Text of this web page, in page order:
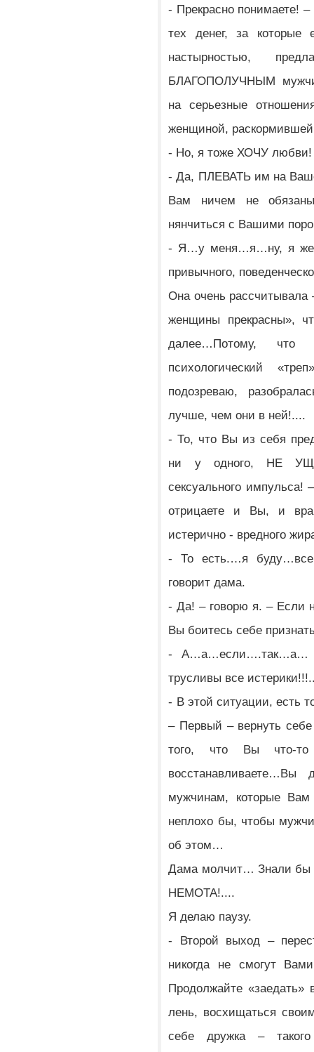
- Прекрасно понимаете!
тех денег, за
настырностью,
БЛАГОПОЛУЧНЫМ
на серьезные
женщиной,
- Но, я тоже ХОЧУ любви!
- Да, ПЛЕВАТЬ им на
Вам ничем не
нянчиться с Вашими
- Я…у меня…я…ну, я
привычного,
Она очень рассчитывала
женщины прекрасны»,
далее…Потому,
психологический
подозреваю,
лучше, чем они в ней!....
- То, что Вы из себя
ни у одного, НЕ
сексуального
отрицаете и Вы, и
истерично - вредного
- То есть.…я
говорит дама.
- Да! – говорю я. – Если
Вы боитесь себе
- А…а…если….так…а…
трусливы все
- В этой ситуации, есть
– Первый – вернуть
того, что Вы что-то
мужчинам, которые
неплохо бы, чтобы
об этом…
Дама молчит… Знали бы
НЕМОТА!....
Я делаю паузу.
- Второй выход –
никогда не смогут
Продолжайте
лень, восхищаться
себе дружка –